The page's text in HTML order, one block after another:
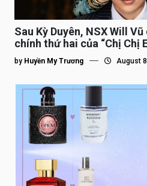
Sau Kỳ Duyên, NSX Will
chính thứ hai của “Chị Chị
by Huyền My Trương August